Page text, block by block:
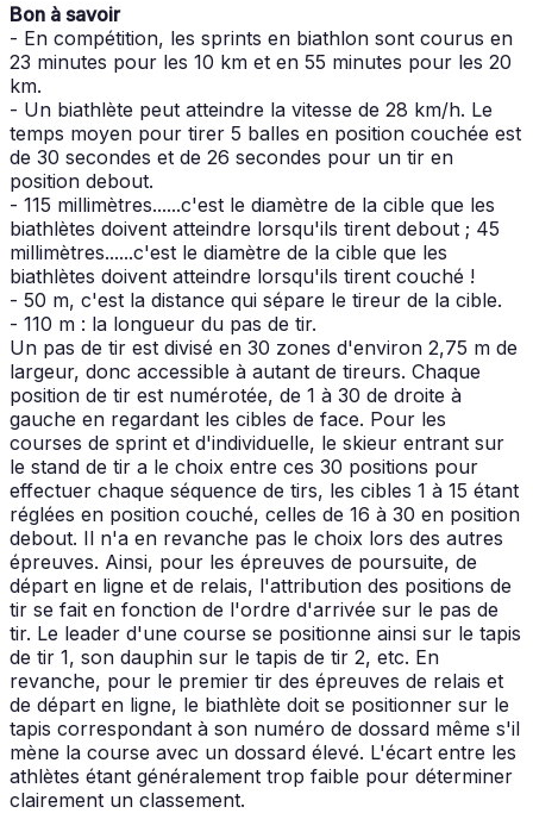
Bon à savoir
- En compétition, les sprints en biathlon sont courus en
23 minutes pour les 10 km et en 55 minutes pour les 20
km.
- Un biathlète peut atteindre la vitesse de 28 km/h. Le
temps moyen pour tirer 5 balles en position couchée est
de 30 secondes et de 26 secondes pour un tir en
position debout.
- 115 millimètres......c'est le diamètre de la cible que les
biathlètes doivent atteindre lorsqu'ils tirent debout ; 45
millimètres......c'est le diamètre de la cible que les
biathlètes doivent atteindre lorsqu'ils tirent couché !
- 50 m, c'est la distance qui sépare le tireur de la cible.
- 110 m : la longueur du pas de tir.
Un pas de tir est divisé en 30 zones d'environ 2,75 m de
largeur, donc accessible à autant de tireurs. Chaque
position de tir est numérotée, de 1 à 30 de droite à
gauche en regardant les cibles de face. Pour les
courses de sprint et d'individuelle, le skieur entrant sur
le stand de tir a le choix entre ces 30 positions pour
effectuer chaque séquence de tirs, les cibles 1 à 15 étant
réglées en position couché, celles de 16 à 30 en position
debout. Il n'a en revanche pas le choix lors des autres
épreuves. Ainsi, pour les épreuves de poursuite, de
départ en ligne et de relais, l'attribution des positions de
tir se fait en fonction de l'ordre d'arrivée sur le pas de
tir. Le leader d'une course se positionne ainsi sur le tapis
de tir 1, son dauphin sur le tapis de tir 2, etc. En
revanche, pour le premier tir des épreuves de relais et
de départ en ligne, le biathlète doit se positionner sur le
tapis correspondant à son numéro de dossard même s'il
mène la course avec un dossard élevé. L'écart entre les
athlètes étant généralement trop faible pour déterminer
clairement un classement.